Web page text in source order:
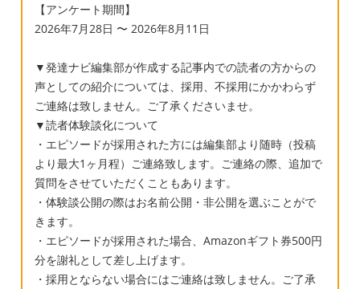
【アンケート期間】
2026年7月28日 〜 2026年8月11日
▼発達ナビ編集部が作成する記事内での読者の方からの
声としての紹介については、採用、不採用にかかわらず
ご連絡は致しません。ご了承くださいませ。
▼読者体験談化について
・エピソードが採用された方には編集部より随時（投稿
より最大1ヶ月程）ご連絡致します。ご連絡の際、追加で
質問をさせていただくこともあります。
・体験談公開の際はお名前公開・非公開を選ぶことがで
きます。
・エピソードが採用された場合、Amazonギフト券500円
分を謝礼として差し上げます。
・採用とならない場合にはご連絡は致しません。ご了承